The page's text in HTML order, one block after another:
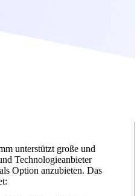
unterstützt große und
Technologieanbieter
Option anzubieten. Das